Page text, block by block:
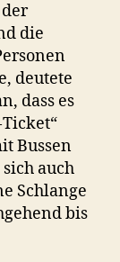
die
deutete
dass es
Bussen
auch
Schlange
bis